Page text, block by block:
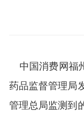
中国消费网福
药品监督管理局
管理总局监测到